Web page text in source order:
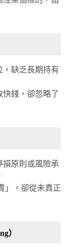
，缺乏長期持有
錢，卻忽略了
損原則或風險承
」，卻從未真正
）